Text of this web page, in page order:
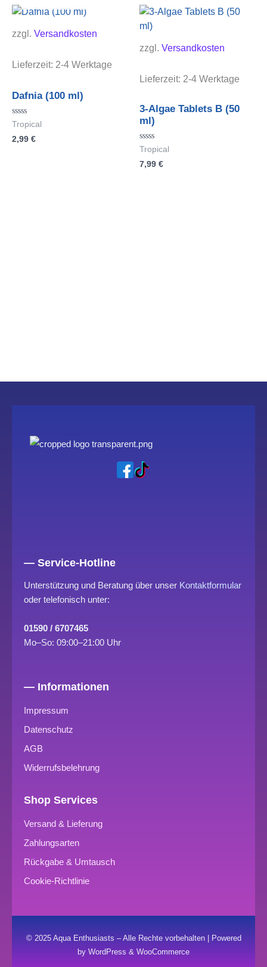
zzgl. Versandkosten
Lieferzeit: 2-4 Werktage
Dafnia (100 ml)
Bewertet
0
Tropical
2,99 €
zzgl. Versandkosten
Lieferzeit: 2-4 Werktage
3-Algae Tablets B (50
ml)
Bewertet
0
Tropical
7,99 €
— Service-Hotline
Unterstützung und Beratung über unser Kontaktformular
oder telefonisch unter:
01590 / 6707465
Mo–So: 09:00–21:00 Uhr
— Informationen
Impressum
Datenschutz
AGB
Widerrufsbelehrung
Shop Services
Versand & Lieferung
Zahlungsarten
Rückgabe & Umtausch
Cookie-Richtlinie
© 2025 Aqua Enthusiasts – Alle Rechte vorbehalten | Powered
by WordPress & WooCommerce